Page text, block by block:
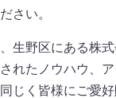
さい。
生野区にある株
れたノウハウ、
じく皆様にご愛